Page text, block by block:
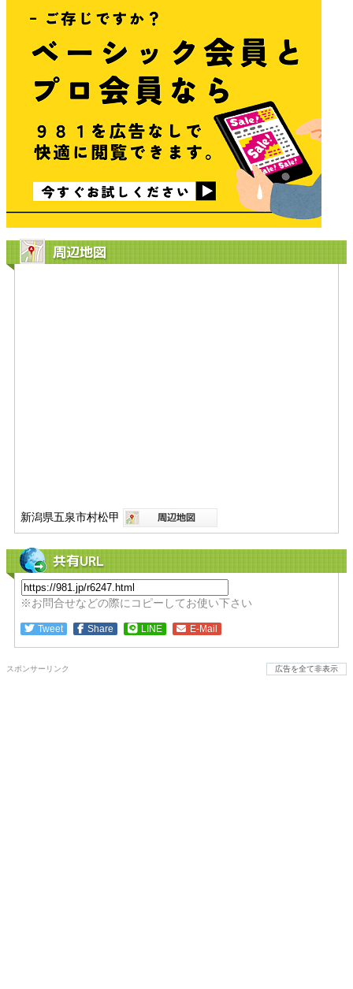
周辺地図
新潟県五泉市村松甲
共有URL
※お問合せなどの際にコピーしてお使い下さい
Tweet Share LINE E-Mail
スポンサーリンク 広告を全て非表示